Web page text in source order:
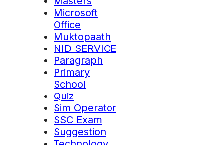
Microsoft
Office
Muktopaath
NID SERVICE
Paragraph
Primary
School
Quiz
Sim Operator
SSC Exam
Suggestion